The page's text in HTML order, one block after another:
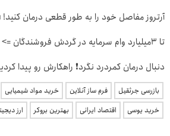
آرتروز مفاصل خود را به طور قطعی درمان
تا 3میلیارد وام سرمایه در گردش فروشندگان => فروشگاهت رو ثبت کن
دنبال درمان کمردرد نگرد❗ راهکارش رو پیدا
بازرسی جرثقیل فرم ساز آنلاین خرید مواد شیمیایی
خرید یوسی
اقتصاد ایرانی بهترین بروکر ارز